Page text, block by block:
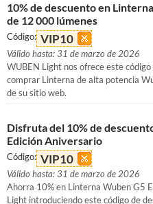
10% de descuento en
de 12 000 lúmenes
Código: VIP10
Válido hasta: 31 de marzo de 2026
WUBEN Light nos ofrece este
comprar Linterna de alta potencia
de su sitio web.
Disfruta del 10% de
Edición Aniversario
Código: VIP10
Válido hasta: 31 de marzo de 2026
Ahorra 10% en Linterna Wuben G5
Light introduciendo este código de